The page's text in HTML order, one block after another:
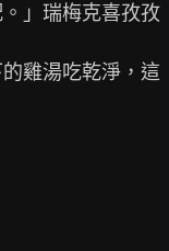
」瑞梅克喜孜孜
雞湯吃乾淨，這